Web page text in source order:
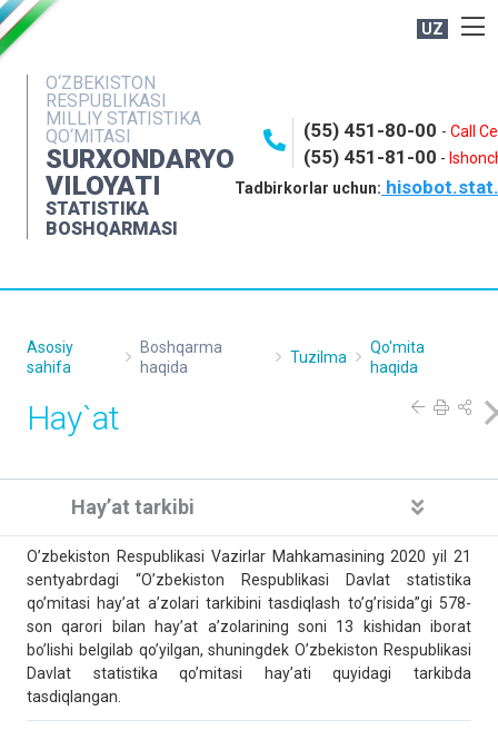
UZ
O‘ZBEKISTON
RESPUBLIKASI
MILLIY STATISTIKA
QO‘MITASI
SURXONDARYO
VILOYATI
STATISTIKA
BOSHQARMASI
(55) 451-80-00 -Call
(55) 451-81-00 -
Tadbirkorlar uchun:
OCHIQ MA'LUMOTLAR
NASHRLAR
INTERAKTIV XIZMATLAR
MATBUOT XIZMATI
Asosiy
sahifa
Boshqarma
haqida
Tuzilma
Qo'mita
haqida
Hay`at
Hay’at tarkibi
O’zbekiston Respublikasi Vazirlar Mahkamasining 2020 yil 21
sentyabrdagi “O’zbekiston Respublikasi Davlat statistika
qo’mitasi hay’at a’zolari tarkibini tasdiqlash to’g’risida”gi 578-
son qarori bilan hay’at a’zolarining soni 13 kishidan iborat
bo’lishi belgilab qo’yilgan, shuningdek O’zbekiston Respublikasi
Davlat statistika qo’mitasi hay’ati quyidagi tarkibda
tasdiqlangan.